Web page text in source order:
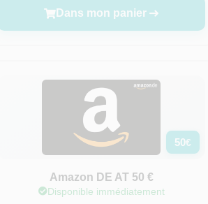
Dans mon panier
50€
Amazon DE AT 50 €
Disponible immédiatement